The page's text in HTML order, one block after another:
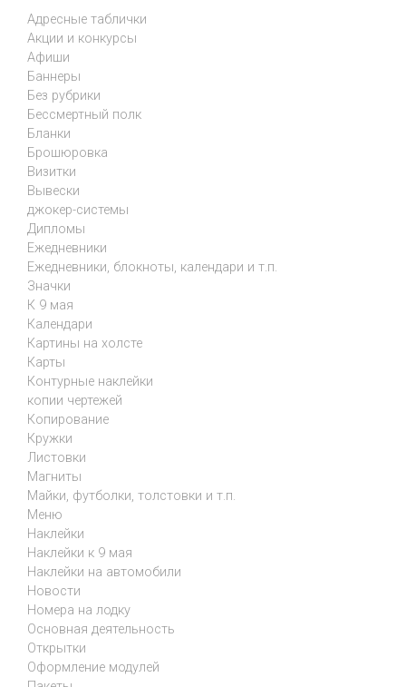
Адресные таблички
Акции и конкурсы
Афиши
Баннеры
Без рубрики
Бессмертный полк
Бланки
Брошюровка
Визитки
Вывески
джокер-системы
Дипломы
Ежедневники
Ежедневники, блокноты, календари и т.п.
Значки
К 9 мая
Календари
Картины на холсте
Карты
Контурные наклейки
копии чертежей
Копирование
Кружки
Листовки
Магниты
Майки, футболки, толстовки и т.п.
Меню
Наклейки
Наклейки к 9 мая
Наклейки на автомобили
Новости
Номера на лодку
Основная деятельность
Открытки
Оформление модулей